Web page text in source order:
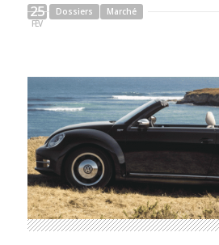
25
FÉV
Dossiers Marché